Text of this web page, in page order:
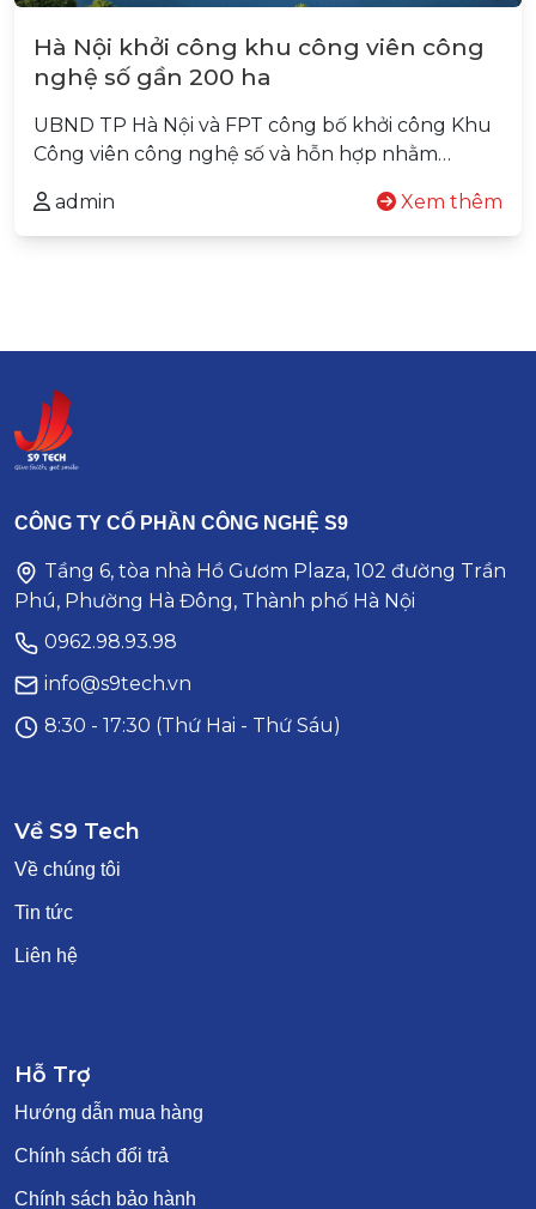
Hà Nội khởi công khu công viên công
nghệ số gần 200 ha
UBND TP Hà Nội và FPT công bố khởi công Khu
Công viên công nghệ số và hỗn hợp nhằm…
admin Xem thêm
CÔNG TY CỔ PHẦN CÔNG NGHỆ S9
Tầng 6, tòa nhà Hồ Gươm Plaza, 102 đường Trần
Phú, Phường Hà Đông, Thành phố Hà Nội
0962.98.93.98
info@s9tech.vn
8:30 - 17:30 (Thứ Hai - Thứ Sáu)
Về S9 Tech
Về chúng tôi
Tin tức
Liên hệ
Hỗ Trợ
Hướng dẫn mua hàng
Chính sách đổi trả
Chính sách bảo hành